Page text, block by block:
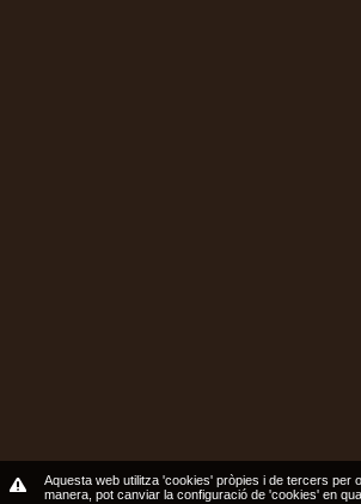
Aquesta web utilitza 'cookies' pròpies i de tercers per
manera, pot canviar la configuració de 'cookies' en